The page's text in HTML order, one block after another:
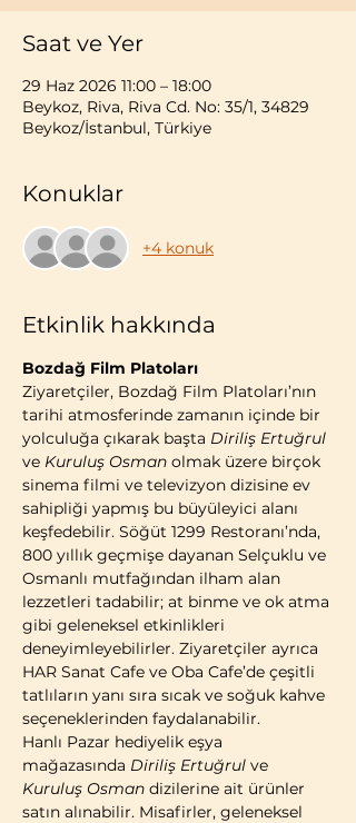
Saat ve Yer
29 Haz 2026 11:00 – 18:00
Beykoz, Riva, Riva Cd. No: 35/1, 34829
Beykoz/İstanbul, Türkiye
Konuklar
+4 konuk
Etkinlik hakkında
Bozdağ Film Platoları
Ziyaretçiler, Bozdağ Film Platoları’nın
tarihi atmosferinde zamanın içinde bir
yolculuğa çıkarak başta Diriliş Ertuğrul
ve Kuruluş Osman olmak üzere birçok
sinema filmi ve televizyon dizisine ev
sahipliği yapmış bu büyüleyici alanı
keşfedebilir. Söğüt 1299 Restoranı’nda,
800 yıllık geçmişe dayanan Selçuklu ve
Osmanlı mutfağından ilham alan
lezzetleri tadabilir; at binme ve ok atma
gibi geleneksel etkinlikleri
deneyimleyebilirler. Ziyaretçiler ayrıca
HAR Sanat Cafe ve Oba Cafe’de çeşitli
tatlıların yanı sıra sıcak ve soğuk kahve
seçeneklerinden faydalanabilir.
Hanlı Pazar hediyelik eşya
mağazasında Diriliş Ertuğrul ve
Kuruluş Osman dizilerine ait ürünler
satın alınabilir. Misafirler, geleneksel